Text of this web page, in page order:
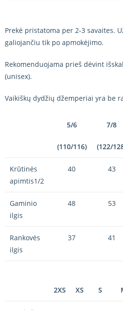
Prekė pristatoma per 2-3 savaites.
galiojančiu tik po apmokėjimo.
Rekomenduojama prieš dėvint
(unisex).
Vaikiškų dydžių džemperiai yra be
5/6
(110/116)
7/8
(122/
Krūtinės
apimtis1/2
40 43
Gaminio
ilgis
48 53
Rankovės
ilgis
37 41
2XS XS S